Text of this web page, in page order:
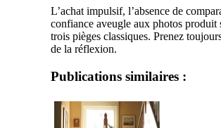
L’achat impulsif, l’absence de
confiance aveugle aux photos produit
trois pièges classiques. Prenez
de la réflexion.
Publications similaires :